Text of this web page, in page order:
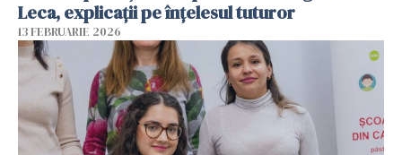
Leca, explicații pe înțelesul tuturor
13 FEBRUARIE 2026